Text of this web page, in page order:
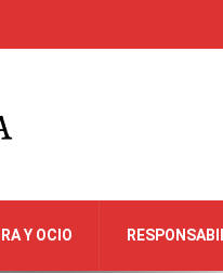
Y OCIO